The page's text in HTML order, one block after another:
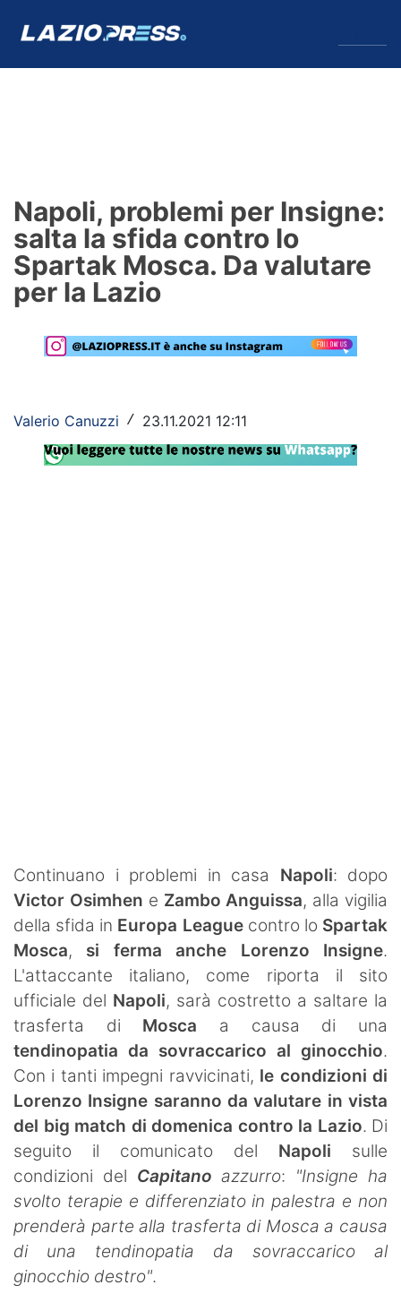
Formello
Infortuni
Primavera
Calciomercato
Rassegna Lazio
Social
Napoli, problemi per Insigne:
salta la sfida contro lo
Spartak Mosca. Da valutare
per la Lazio
Valerio Canuzzi / 23.11.2021 12:11
Continuano i problemi in casa Napoli: dopo
Victor Osimhen e Zambo Anguissa, alla vigilia
della sfida in Europa Leaguecontro lo Spartak
Mosca, si ferma anche Lorenzo Insigne.
L'attaccante italiano, come riporta il sito
ufficiale del Napoli, sarà costretto a saltare la
trasferta di Mosca a causa di una
tendinopatia da sovraccarico al ginocchio.
Con i tanti impegni ravvicinati, le condizioni di
Lorenzo Insigne saranno da valutare in vista
del big match di domenica contro la Lazio. Di
seguito il comunicato del Napoli sulle
condizioni del Capitano azzurro: "Insigne ha
svolto terapie e differenziato in palestra e non
prenderà parte alla trasferta di Mosca a causa
di una tendinopatia da sovraccarico al
ginocchio destro".